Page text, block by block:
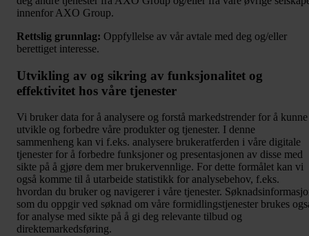
innenfor AXO Group.
Rettslig grunnlag: Oppfyllelse av vår avtale med deg og/eller
berettiget interesse.
Utvikling av og sikring av funksjonalitet og
effektivitet hos våre tjenester
Vi bruker data for å analysere og forstå markedstrender for å kunne
utvikle og forbedre våre produkter og tjenester. I denne
sammenheng kan vi f.eks. analysere brukeratferden i våre digitale
tjenester for å forbedre funksjoner og presentasjonen av disse med
sikte på å gjøre dem mer brukervennlige. For dette formålet kan vi
også komme til å utarbeide statistikk for analysebehov, f.eks.
hvordan du bruker og navigerer i våre tjenester.
som du oppgir ved søknad om våre formidlingstjenester brukes
for analyse med sikte på å gi deg relevante tilbud og
direktemarkedsføring.